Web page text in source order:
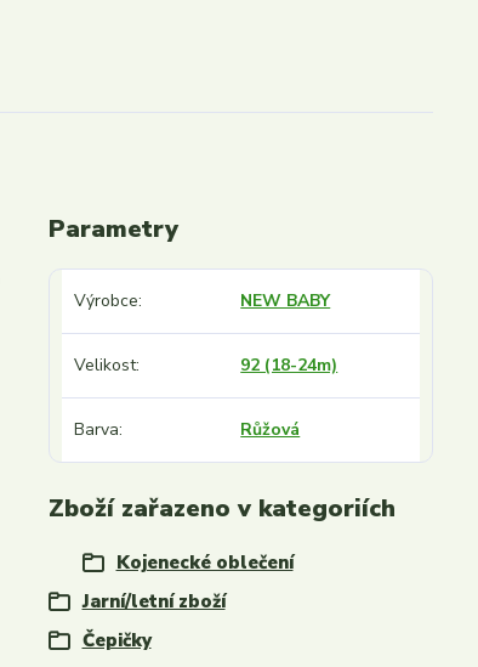
Parametry
Výrobce NEW BABY
Velikost 92 (18-24m)
Barva Růžová
Zboží zařazeno v kategoriích
Kojenecké oblečení
Jarní/letní zboží
Čepičky